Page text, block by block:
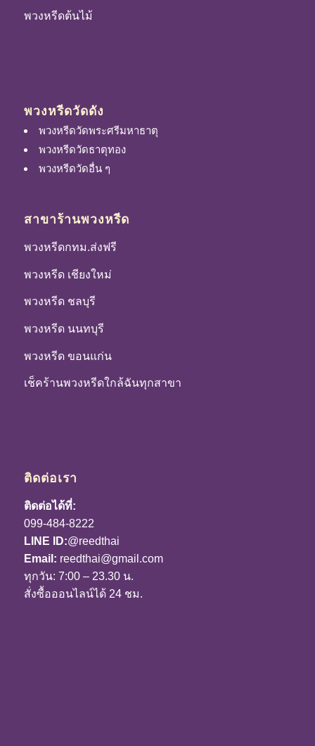
พวงหรีดต้นไม้
พวงหรีดวัดดัง
พวงหรีดวัดพระศรีมหาธาตุ
พวงหรีดวัดธาตุทอง
พวงหรีดวัดอื่น ๆ
สาขาร้านพวงหรีด
พวงหรีดกทม.ส่งฟรี
พวงหรีด เชียงใหม่
พวงหรีด ชลบุรี
พวงหรีด นนทบุรี
พวงหรีด ขอนแก่น
เช็คร้านพวงหรีดใกล้ฉันทุกสาขา
ติดต่อเรา
ติดต่อได้ที่:
099-484-8222
LINE ID:@reedthai
Email: reedthai@gmail.com
ทุกวัน: 7:00 – 23.30 น.
สั่งซื้อออนไลน์ได้ 24 ชม.